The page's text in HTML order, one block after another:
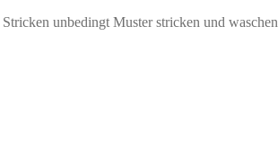
unbedingt Muster stricken und waschen